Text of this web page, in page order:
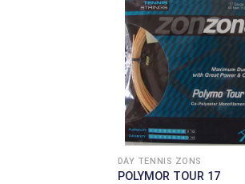
DÂY TENNIS ZONS
POLYMOR TOUR 17